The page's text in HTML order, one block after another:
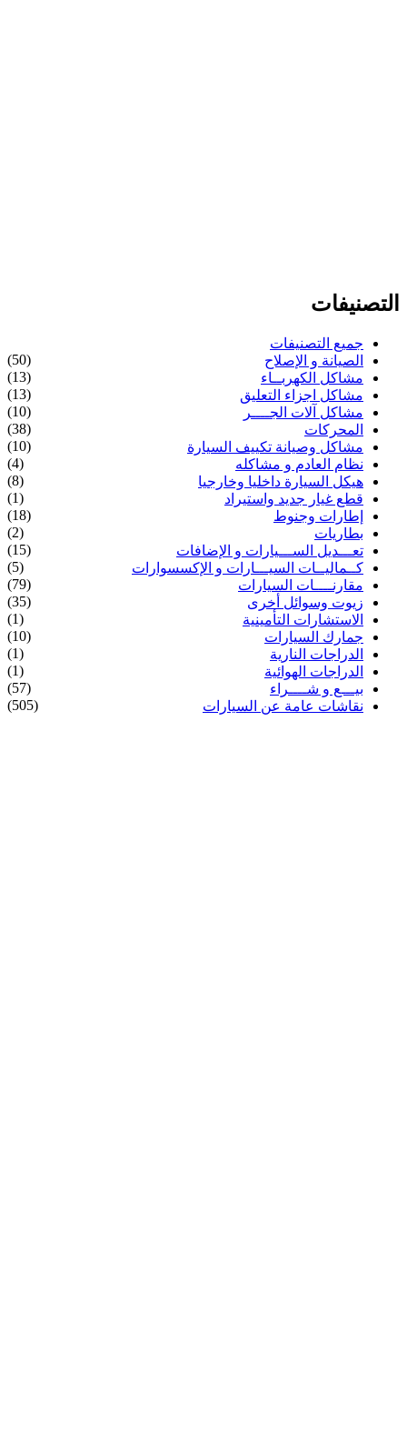
التصنيفات
جميع التصنيفات
الصيانة و الإصلاح
(50)
مشاكل الكهربــاء
(13)
مشاكل اجزاء التعليق
(13)
مشاكل آلات الجــــر
(10)
المحركات
(38)
مشاكل وصيانة تكييف السيارة
(10)
نظام العادم و مشاكله
(4)
هيكل السيارة داخليا وخارجيا
(8)
قطع غيار جديد واستيراد
(1)
إطارات وجنوط
(18)
بطاريات
(2)
تعـــديل الســـيارات و الإضافات
(15)
كــماليــات السيـــارات و الإكسسوارات
(5)
مقارنــــات السيارات
(79)
زيوت وسوائل أخرى
(35)
الاستشارات التأمينية
(1)
جمارك السيارات
(10)
الدراجات النارية
(1)
الدراجات الهوائية
(1)
بيـــع و شــــراء
(57)
نقاشات عامة عن السيارات
(505)